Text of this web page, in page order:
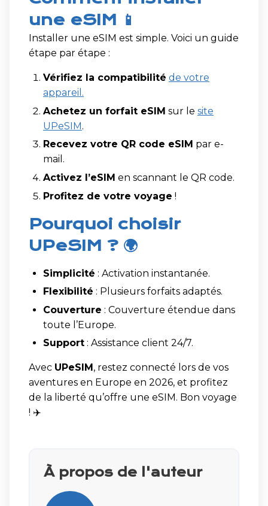
une eSIM 📱
Installer une eSIM est simple. Voici un guide
étape par étape :
Vérifiez la compatibilité de votre
appareil.
Achetez un forfait eSIM sur le site
UPeSIM.
Recevez votre QR code eSIM par e-
mail.
Activez l’eSIM en scannant le QR code.
Profitez de votre voyage !
Pourquoi choisir
UPeSIM ? 🌍
Simplicité : Activation instantanée.
Flexibilité : Plusieurs forfaits adaptés.
Couverture : Couverture étendue dans
toute l’Europe.
Support : Assistance client 24/7.
Avec UPeSIM , restez connecté lors de vos
aventures en Europe en 2026, et profitez
de la liberté qu’offre une eSIM. Bon voyage
! ✈️
À propos de l'auteur